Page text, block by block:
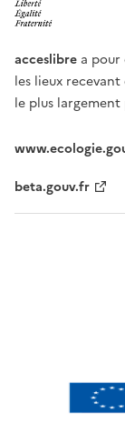
acceslibre a
les lieux
le plus largement
beta.gouv.fr